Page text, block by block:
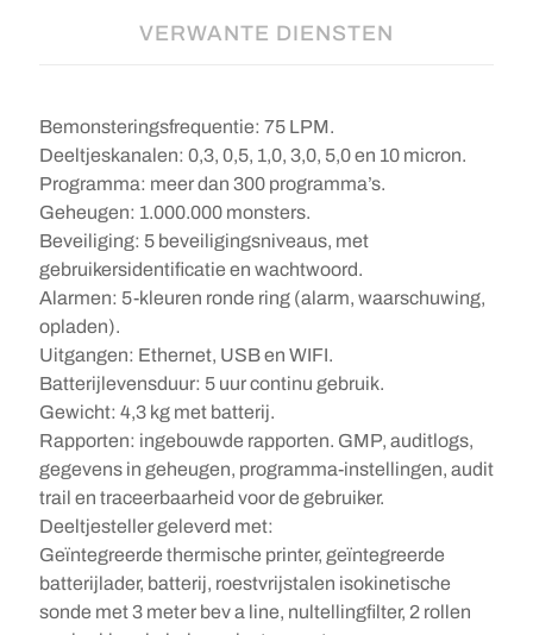
VERWANTE DIENSTEN
Bemonsteringsfrequentie: 75 LPM.
Deeltjeskanalen: 0,3, 0,5, 1,0, 3,0, 5,0 en 10 micron.
Programma: meer dan 300 programma’s.
Geheugen: 1.000.000 monsters.
Beveiliging: 5 beveiligingsniveaus, met
gebruikersidentificatie en wachtwoord.
Alarmen: 5-kleuren ronde ring (alarm, waarschuwing,
opladen).
Uitgangen: Ethernet, USB en WIFI.
Batterijlevensduur: 5 uur continu gebruik.
Gewicht: 4,3 kg met batterij.
Rapporten: ingebouwde rapporten. GMP, auditlogs,
gegevens in geheugen, programma-instellingen, audit
trail en traceerbaarheid voor de gebruiker.
Deeltjesteller geleverd met:
Geïntegreerde thermische printer, geïntegreerde
batterijlader, batterij, roestvrijstalen isokinetische
sonde met 3 meter bev a line, nultellingfilter, 2 rollen